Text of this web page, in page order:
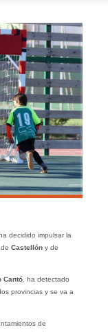
decidido impulsar la
Castellóny de
Cantó, ha detectado
provincias y se va a
de